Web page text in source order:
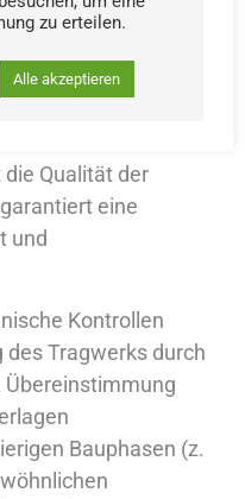
Qualität der
eine
und
Kontrollen
Tragwerks durch
Übereinstimmung
Bauphasen (z.
zu erteilen.
Alle akzeptieren